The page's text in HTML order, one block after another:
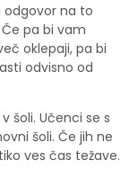
odgovor na to
pa bi vam
oklepaji, pa bi
odvisno od
šoli. Učenci se s
šoli. Če jih ne
ves čas težave.